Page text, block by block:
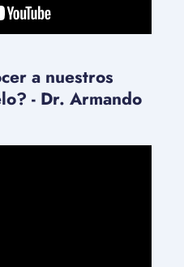
a nuestros
- Dr. Armando